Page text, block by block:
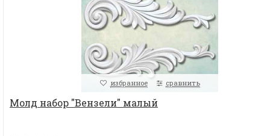
избранное сравнить
Молд набор "Вензели" малый